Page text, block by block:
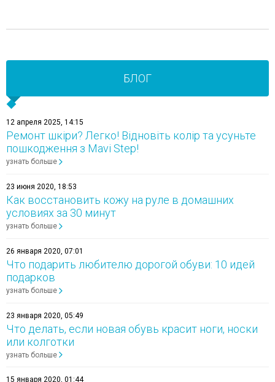
БЛОГ
12 апреля 2025, 14:15
Ремонт шкіри? Легко! Відновіть колір та усуньте
пошкодження з Mavi Step!
узнать больше
23 июня 2020, 18:53
Как восстановить кожу на руле в домашних
условиях за 30 минут
узнать больше
26 января 2020, 07:01
Что подарить любителю дорогой обуви: 10 идей
подарков
узнать больше
23 января 2020, 05:49
Что делать, если новая обувь красит ноги, носки
или колготки
узнать больше
15 января 2020, 01:44